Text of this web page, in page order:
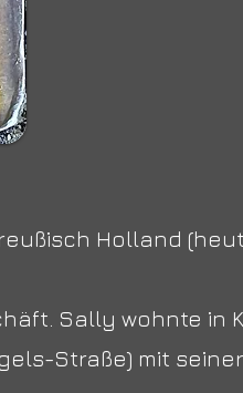
Holland
Sally wohnte in
Straße) mit